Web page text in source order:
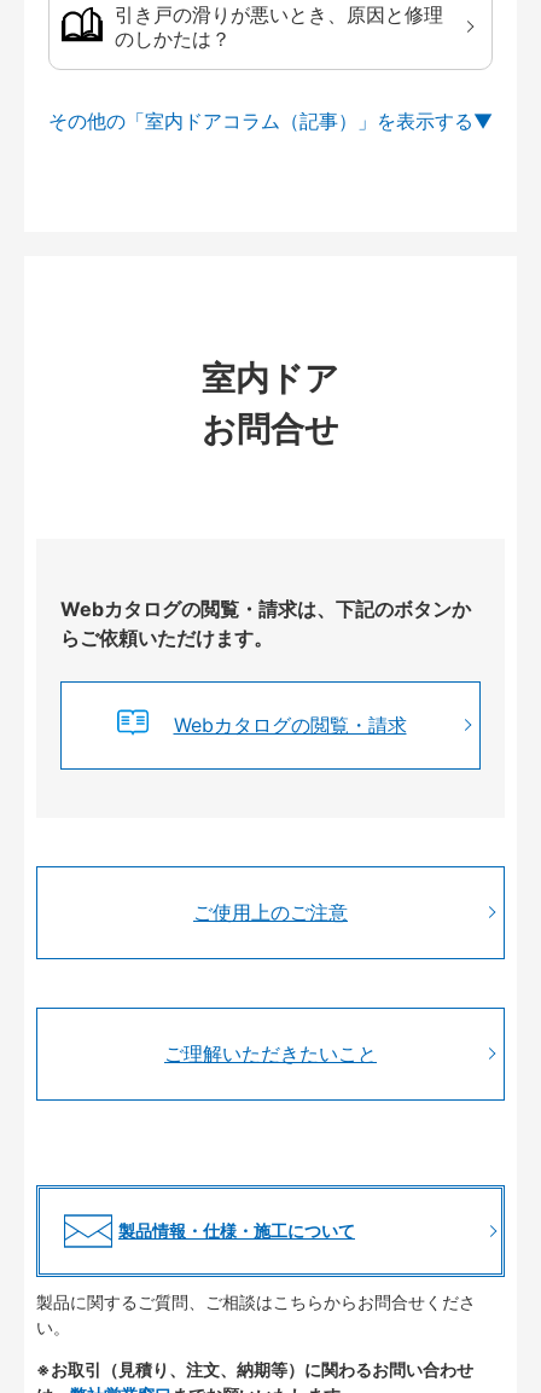
引き戸の滑りが悪いとき、原因と修理
のしかたは？
その他の「室内ドアコラム（記事）」を
室内ドア
お問合せ
Webカタログの閲覧・請求は、下記のボタンか
らご依頼いただけます。
Webカタログの閲覧・請求
ご使用上のご注意
ご理解いただきたいこと
製品情報・仕様・施工について
製品に関するご質問、ご相談はこちらからお問合せくださ
い。
※お取引（見積り、注文、納期等）に関わるお問い合わせ